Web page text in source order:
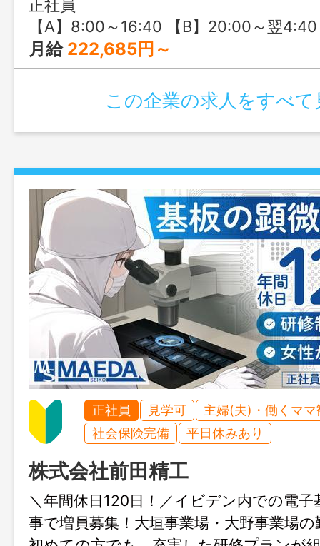
正社員
【A】8:00～16:40 【B】20:00～翌4:40（実働7時間40分） ※4勤2休の交替制です。
月給 222,685円～
この企業の求人をすべて
正社員 見学可
主婦(夫)・働くママ
社会保険完備
平日休みあり
株式会社前田精工
＼年間休日120日！／イビデン内での電子
事で増員募集！大垣事業場・大野事業場